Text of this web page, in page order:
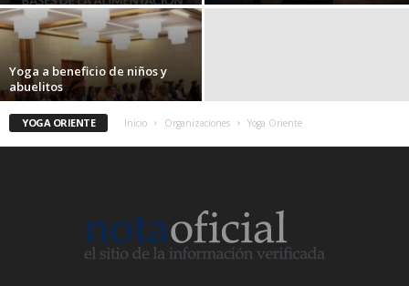
Yoga a beneficio de niños y
abuelitos
YOGA ORIENTE Inicio Organizaciones Yoga Oriente